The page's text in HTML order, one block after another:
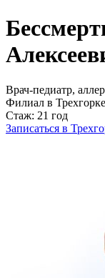
Врач-педиатр,
Филиал в Трехгорке
Стаж: 21 год
Записаться в